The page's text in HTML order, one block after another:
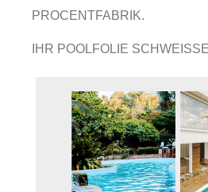
PROCENTFABRIK.
IHR POOLFOLIE